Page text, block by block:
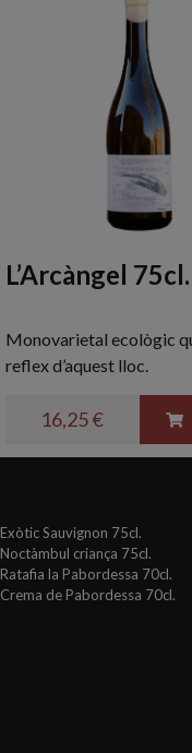
L’Arcàngel 75cl.
Monovarietal ecològic
reflex d’aquest lloc.
16,25 €
Exòtic Sauvignon 75cl.
Noctàmbul criança 75cl.
Ratafia la Pabordessa 70cl.
Crema de Pabordessa 70cl.